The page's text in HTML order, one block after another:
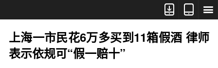



上海一市民花6万多买到11箱假酒 律师
表示依规可“假一赔十”